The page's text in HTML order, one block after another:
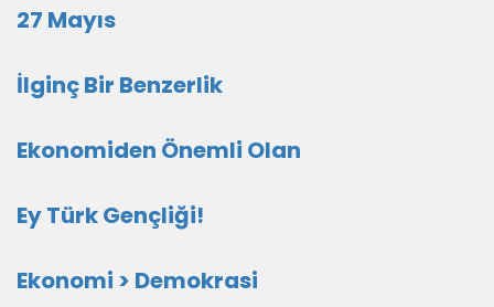
27 Mayıs
İlginç Bir Benzerlik
Ekonomiden Önemli Olan
Ey Türk Gençliği!
Ekonomi > Demokrasi